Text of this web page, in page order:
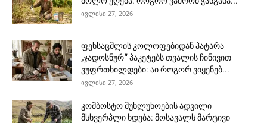
ივლისი 27, 2026
ფეხსაცმლის კოლოფებიდან პატარა
„ჯადოსნურ“ პაკეტებს თვალის ჩინივით
ვუფრთხილდები: აი როგორ ვიყენებ...
ივლისი 27, 2026
კომბოსტო მუხლუხოების ადვილი
მსხვერპლი ხდება: მოსავალს მარტივი